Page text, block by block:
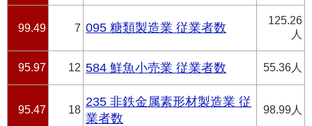
99.49 7 095 糖類製造業 従業者数
125.26
人
95.97 12 584 鮮魚小売業 従業者数 55.36人
95.47 18
235 非鉄金属素形材製造業 従
業者数
98.99人